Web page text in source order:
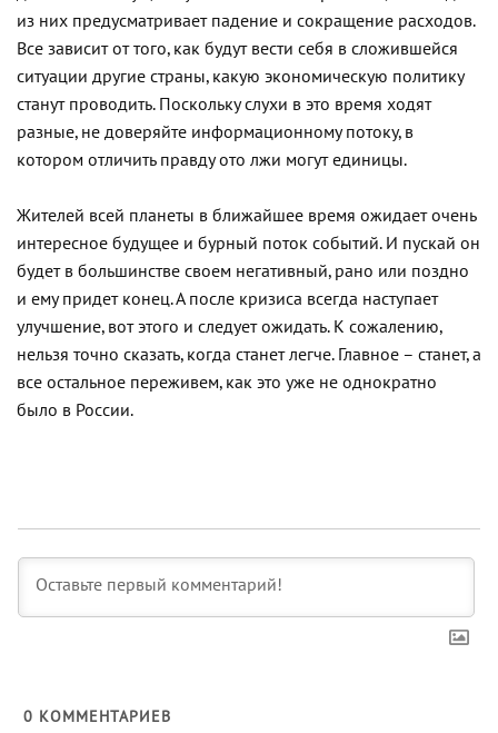
из них предусматривает падение и сокращение расходов.
Все зависит от того, как будут вести себя в сложившейся
ситуации другие страны, какую экономическую политику
станут проводить. Поскольку слухи в это время ходят
разные, не доверяйте информационному потоку, в
котором отличить правду ото лжи могут единицы.
Жителей всей планеты в ближайшее время ожидает очень
интересное будущее и бурный поток событий. И пускай он
будет в большинстве своем негативный, рано или поздно
и ему придет конец. А после кризиса всегда наступает
улучшение, вот этого и следует ожидать. К сожалению,
нельзя точно сказать, когда станет легче. Главное – станет, а
все остальное переживем, как это уже не однократно
было в России.
0 КОММЕНТАРИЕВ